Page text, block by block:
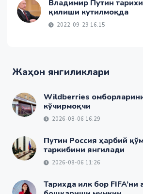
Владимир Путин
қилиши кутилмоқда
2022-09-29 16:15
Жаҳон янгиликлари
Wildberries
кўчирмоқчи
2026-08-06 16:29
Путин Россия ҳарбий
таркибини янгилади
2026-08-06 11:26
Тарихда илк бор FIFA’ни